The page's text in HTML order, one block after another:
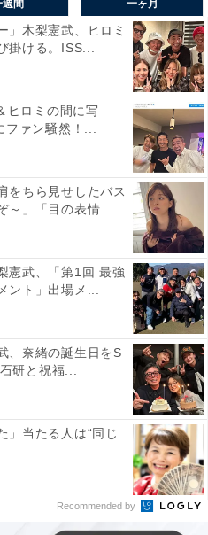
週間 一ヶ月
」木梨憲武、ヒロミ
掛ける。ISS...
ヒロミの間に写
ファン騒然！...
をちら見せしたバス
～」「目の表情...
憲武、「第1回 最強
ント」出場メ...
、奈緒の誕生日をS
研と祝福...
」当たる人は“同じ
Recommended by